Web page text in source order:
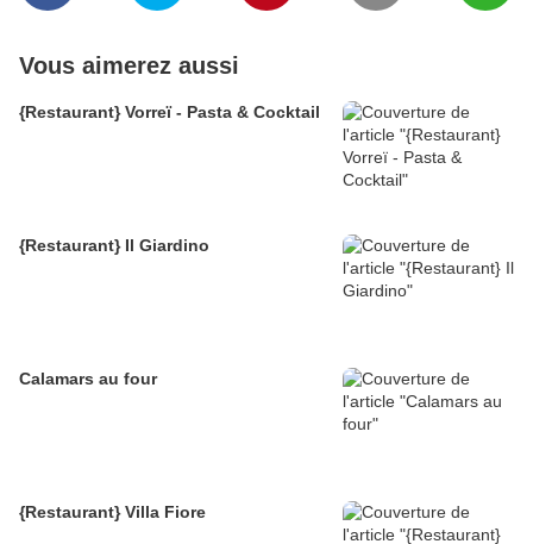
Vous aimerez aussi
{Restaurant} Vorreï - Pasta & Cocktail
{Restaurant} Il Giardino
Calamars au four
{Restaurant} Villa Fiore